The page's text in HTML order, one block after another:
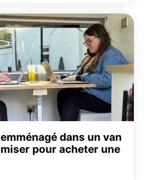
dans un van
pour acheter une